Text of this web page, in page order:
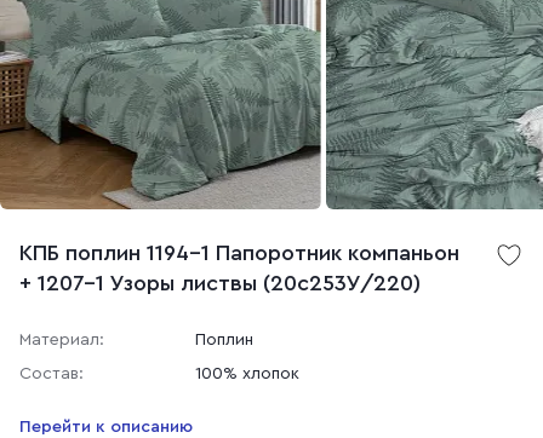
КПБ поплин 1194-1 Папоротник компаньон
+ 1207-1 Узоры листвы (20с253У/220)
Материал:
Поплин
Состав:
100% хлопок
Перейти к описанию